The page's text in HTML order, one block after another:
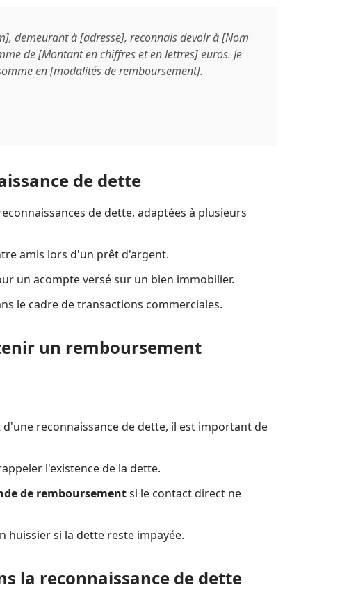
demeurant à [adresse], reconnais devoir à [Nom
de [Montant en chiffres et en lettres] euros. Je
en [modalités de remboursement].
de dette
de dette, adaptées à plusieurs
amis lors d'un prêt d'argent.
un acompte versé sur un bien immobilier.
le cadre de transactions commerciales.
un remboursement
reconnaissance de dette, il est important de
l'existence de la dette.
de remboursementsi le contact direct ne
huissier si la dette reste impayée.
la reconnaissance de dette